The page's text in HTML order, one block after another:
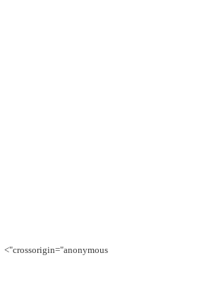
crossorigin="anonymous">